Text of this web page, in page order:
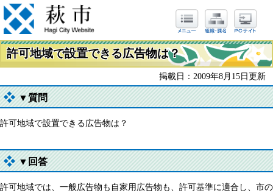
許可地域で設置できる広告物は？
掲載日：2009年8月15日更新
▼質問
許可地域で設置できる広告物は？
▼回答
許可地域では、一般広告物も自家用広告物も、許可基準に適合し、市の